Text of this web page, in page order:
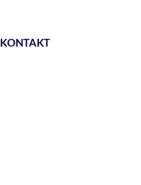
KONTAKT